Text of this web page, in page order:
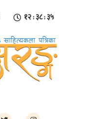
१२ : ३८ : ३६